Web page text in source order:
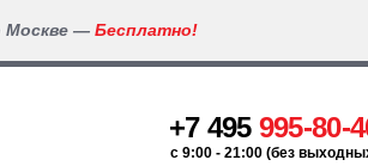
Москве — Бесплатно!
+7 495 995-80-
c 9:00 - 21:00 (без